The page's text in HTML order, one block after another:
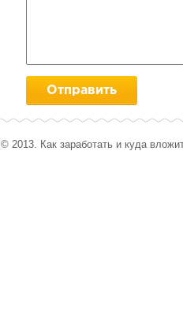
© 2013. Как заработать и куда